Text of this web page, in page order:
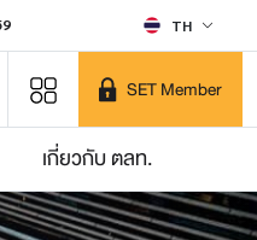
TH
SET Member
เกี่ยวกับ ตลท.